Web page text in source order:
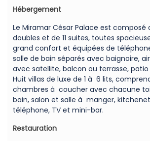
Hébergement
Le Miramar César Palace est composé
doubles et de 11 suites, toutes
grand confort et équipées de
salle de bain séparés avec baignoire,
avec satellite, balcon ou terrasse,
Huit villas de luxe de 1 à 6 lits,
chambres à coucher avec chacune
bain, salon et salle à manger,
téléphone, TV et mini-bar.
Restauration